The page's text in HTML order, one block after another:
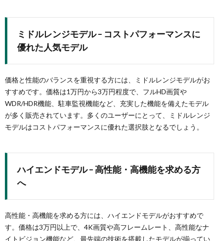
ミドルレンジモデル – コストパフォーマンスに
優れた人気モデル
価格と性能のバランスを重視する方には、ミドルレンジモデルがお
すすめです。価格は1万円から3万円程度で、フルHD画質や
WDR/HDR機能、駐車監視機能など、充実した機能を備えたモデル
が多く販売されています。多くのユーザーにとって、ミドルレンジ
モデルはコストパフォーマンスに優れた選択肢となるでしょう。
ハイエンドモデル – 高性能・高機能を求める方
へ
高性能・高機能を求める方には、ハイエンドモデルがおすすめで
す。価格は3万円以上で、4K画質や高フレームレート、高性能なナ
イトビジョン機能など、最先端の技術を搭載したモデルが揃ってい